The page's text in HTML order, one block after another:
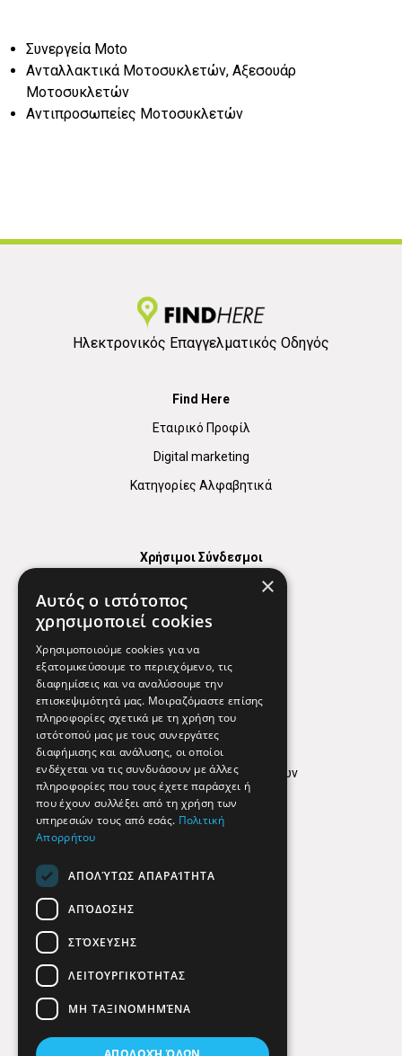
Συνεργεία Moto
Ανταλλακτικά Μοτοσυκλετών, Αξεσουάρ
Μοτοσυκλετών
Αντιπροσωπείες Μοτοσυκλετών
Ηλεκτρονικός Επαγγελματικός Οδηγός
Find Here
Εταιρικό Προφίλ
Digital marketing
Κατηγορίες Αλφαβητικά
Χρήσιμοι Σύνδεσμοι
Χρήσιμα Τηλέφωνα
Εφημερεύοντα Φαρμακεία
Απόρρητο
Όροι Χρήσης
Πολιτική προστασίας δεδομένων
Findhere
Social Media
×
Αυτός ο ιστότοπος
χρησιμοποιεί cookies
Χρησιμοποιούμε cookies για να
εξατομικεύσουμε το περιεχόμενο, τις
διαφημίσεις και να αναλύσουμε την
επισκεψιμότητά μας. Μοιραζόμαστε επίσης
πληροφορίες σχετικά με τη χρήση του
ιστότοπού μας με τους συνεργάτες
διαφήμισης και ανάλυσης, οι οποίοι
ενδέχεται να τις συνδυάσουν με άλλες
πληροφορίες που τους έχετε παράσχει ή
που έχουν συλλέξει από τη χρήση των
υπηρεσιών τους από εσάς. Πολιτική
Απορρήτου
ΑΠΟΛΎΤΩΣ ΑΠΑΡΑΊΤΗΤΑ
ΑΠΌΔΟΣΗΣ
ΣΤΌΧΕΥΣΗΣ
ΛΕΙΤΟΥΡΓΙΚΌΤΗΤΑΣ
ΜΗ ΤΑΞΙΝΟΜΗΜΈΝΑ